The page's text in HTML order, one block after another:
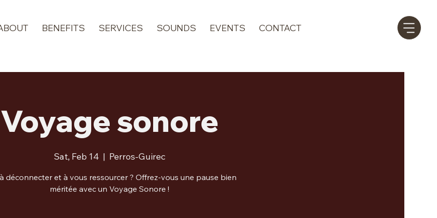
BENEFITS SERVICES SOUNDS EVENTS CONTACT
Voyage sonore
Sat, Feb 14
  |
Perros-Guirec
déconnecter et à vous ressourcer ? Offrez-vous une pause bien
méritée avec un Voyage Sonore !